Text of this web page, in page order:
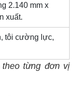
2.140 mm x
xuất.
tôi cường lực,
từng đơn vị